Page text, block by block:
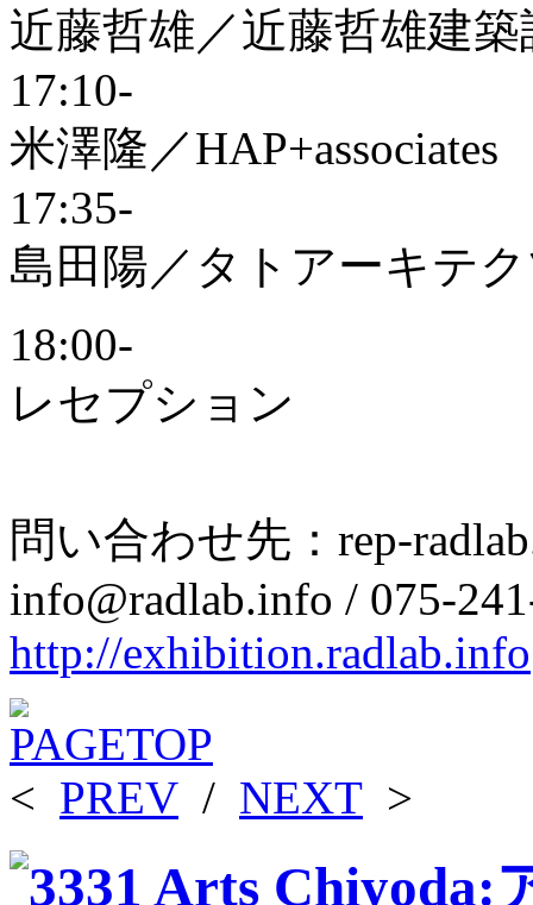
近藤哲雄／近藤哲雄建
17:10-
米澤隆／HAP+associates
17:35-
島田陽／タトアーキテ
18:00-
レセプション
問い合わせ先：rep-
info@radlab.info / 075-
http://exhibition.radlab.info
< PREV / NEXT >